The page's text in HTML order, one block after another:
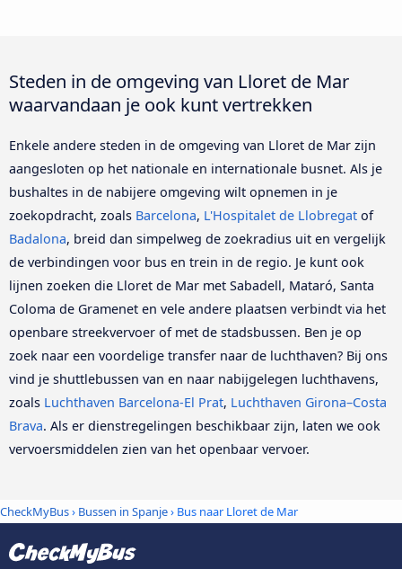
Steden in de omgeving van Lloret de Mar
waarvandaan je ook kunt vertrekken
Enkele andere steden in de omgeving van Lloret de Mar zijn
aangesloten op het nationale en internationale busnet. Als je
bushaltes in de nabijere omgeving wilt opnemen in je
zoekopdracht, zoals Barcelona, L'Hospitalet de Llobregat of
Badalona, breid dan simpelweg de zoekradius uit en vergelijk
de verbindingen voor bus en trein in de regio. Je kunt ook
lijnen zoeken die Lloret de Mar met Sabadell, Mataró, Santa
Coloma de Gramenet en vele andere plaatsen verbindt via het
openbare streekvervoer of met de stadsbussen. Ben je op
zoek naar een voordelige transfer naar de luchthaven? Bij ons
vind je shuttlebussen van en naar nabijgelegen luchthavens,
zoals Luchthaven Barcelona-El Prat, Luchthaven Girona–Costa
Brava. Als er dienstregelingen beschikbaar zijn, laten we ook
vervoersmiddelen zien van het openbaar vervoer.
CheckMyBus› Bussen in Spanje› Bus naar Lloret de Mar